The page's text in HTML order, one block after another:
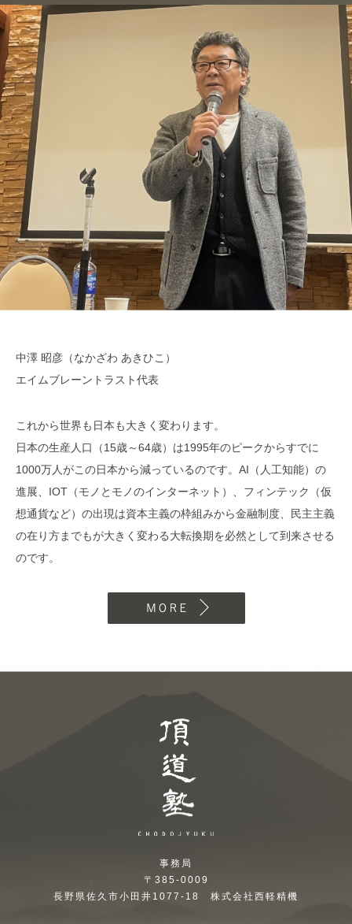
中澤 昭彦（なかざわ あきひこ）
エイムブレーントラスト代表
これから世界も日本も大きく変わります。
日本の生産人口（15歳～64歳）は1995年のピークからすでに
1000万人がこの日本から減っているのです。AI（人工知能）の
進展、IOT（モノとモノのインターネット）、フィンテック（仮
想通貨など）の出現は資本主義の枠組みから金融制度、民主主義
の在り方までもが大きく変わる大転換期を必然として到来させる
のです。
事務局
〒385-0009
長野県佐久市小田井1077-18 株式会社西軽精機